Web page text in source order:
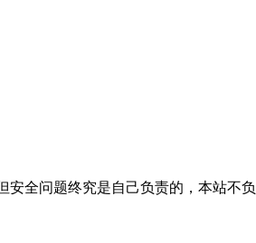
全问题终究是自己负责的，本站不